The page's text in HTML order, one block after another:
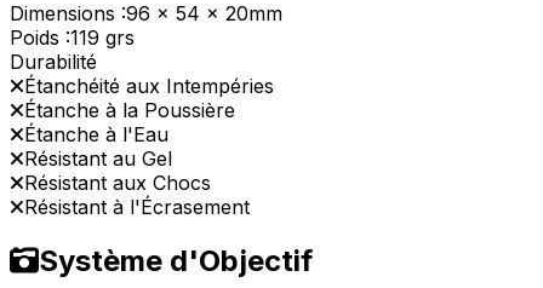
Dimensions :96 x 54 x 20mm
Poids :119 grs
Durabilité
Étanchéité aux Intempéries
Étanche à la Poussière
Étanche à l'Eau
Résistant au Gel
Résistant aux Chocs
Résistant à l'Écrasement
Système d'Objectif